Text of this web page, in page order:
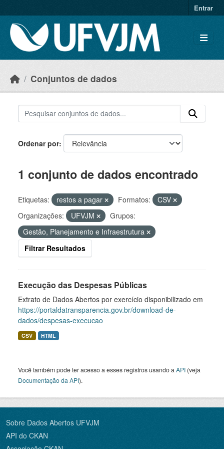
Entrar
Conjuntos de dados
Ordenar por
1 conjunto de dados encontrado
Etiquetas: restos a pagar Formatos:
CSV
Organizações:
UFVJM
Grupos:
Gestão, Planejamento e Infraestrutura
Filtrar Resultados
Execução das Despesas Públicas
Extrato de Dados Abertos por exercício disponibilizado em
https://portaldatransparencia.gov.br/download-de-
dados/despesas-execucao
CSV HTML
Você também pode ter acesso a esses registros usando a API (veja
Documentação da API).
Sobre Dados Abertos UFVJM
API do CKAN